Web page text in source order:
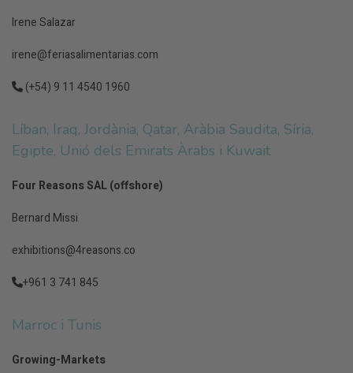
Irene Salazar
irene@feriasalimentarias.com
(+54) 9 11 4540 1960
Líban, Iraq, Jordània, Qatar, Aràbia Saudita, Síria,
Egipte, Unió dels Emirats Àrabs i Kuwait
Four Reasons SAL (offshore)
Bernard Missi
exhibitions@4reasons.co
+961 3 741 845
Marroc i Tunis
Growing-Markets